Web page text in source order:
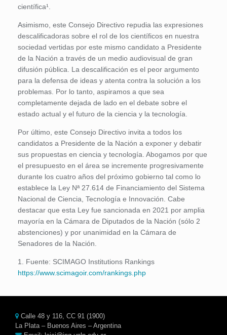
científica¹.
Asimismo, este Consejo Directivo repudia las expresiones
descalificadoras sobre el rol de los científicos en nuestra
sociedad vertidas por este mismo candidato a Presidente
de la Nación a través de un medio audiovisual de gran
difusión pública. La descalificación es el peor argumento
para la defensa de ideas y atenta contra la solución a los
problemas. Por lo tanto, aspiramos a que sea
completamente dejada de lado en el debate sobre el
estado actual y el futuro de la ciencia y la tecnología.
Por último, este Consejo Directivo invita a todos los
candidatos a Presidente de la Nación a exponer y debatir
sus propuestas en ciencia y tecnología. Abogamos por que
el presupuesto en el área se incremente progresivamente
durante los cuatro años del próximo gobierno tal como lo
establece la Ley Nª 27.614 de Financiamiento del Sistema
Nacional de Ciencia, Tecnología e Innovación. Cabe
destacar que esta Ley fue sancionada en 2021 por amplia
mayoría en la Cámara de Diputados de la Nación (sólo 2
abstenciones) y por unanimidad en la Cámara de
Senadores de la Nación.
1. Fuente: SCIMAGO Institutions Rankings
https://www.scimagoir.com/rankings.php
Calle 48 y 116, CC 91 (1900)
La Plata – Buenos Aires – Argentina